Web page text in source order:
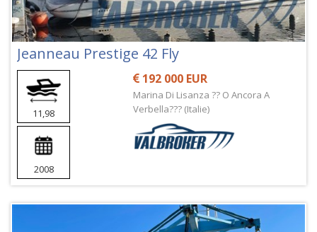
Jeanneau Prestige 42 Fly
11,98
2008
192 000 EUR
Marina Di Lisanza ?? O Ancora A
Verbella??? (Italie)